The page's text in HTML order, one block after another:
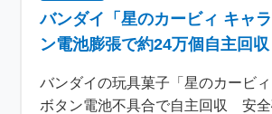
バンダイ「星のカービィ キャ
ン電池膨張で約24万個自主回収
バンダイの玩具菓子「星のカービィ
ボタン電池不具合で自主回収 安